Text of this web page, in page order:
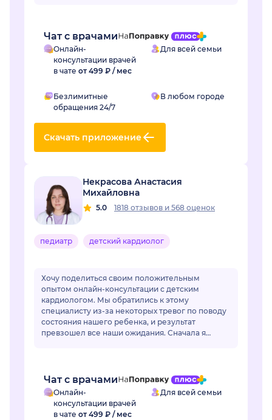
Чат с врачами
Онлайн-
консультации врачей
в чате от 499 ₽ / мес
Для всей семьи
Безлимитные
обращения 24/7
В любом городе
Скачать приложение
Некрасова Анастасия
Михайловна
5.0 1818 отзывов и 568 оценок
педиатр детский кардиолог
Хочу поделиться своим положительным
опытом онлайн-консультации с детским
кардиологом. Мы обратились к этому
специалисту из-за некоторых тревог по поводу
состояния нашего ребенка, и результат
превзошел все наши ожидания. Сначала я
Чат с врачами
Онлайн-
консультации врачей
в чате от 499 ₽ / мес
Для всей семьи